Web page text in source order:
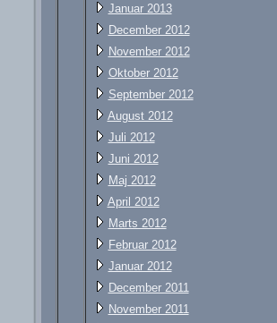
Januar 2013
December 2012
November 2012
Oktober 2012
September 2012
August 2012
Juli 2012
Juni 2012
Maj 2012
April 2012
Marts 2012
Februar 2012
Januar 2012
December 2011
November 2011